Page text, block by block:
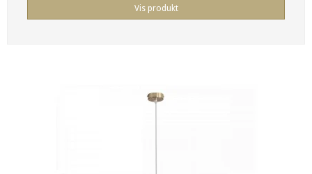
Vis produkt